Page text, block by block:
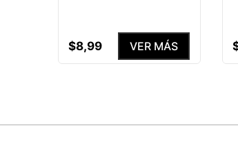
$8,99 VER MÁS